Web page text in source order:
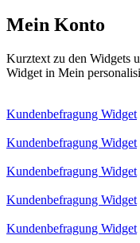
Mein Konto
Kurztext zu den Widgets
Widget in Mein
Kundenbefragung Widget
Kundenbefragung Widget
Kundenbefragung Widget
Kundenbefragung Widget
Kundenbefragung Widget